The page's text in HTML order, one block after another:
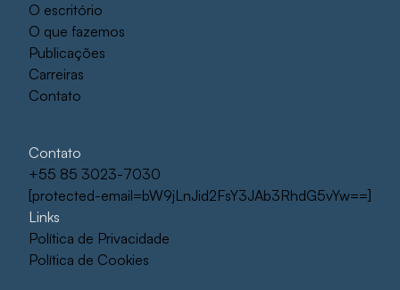
O escritório
O que fazemos
Publicações
Carreiras
Contato
Contato
+55 85 3023-7030
[protected-email=bW9jLnJid2FsY3JAb3RhdG5vYw==]
Links
Política de Privacidade
Política de Cookies